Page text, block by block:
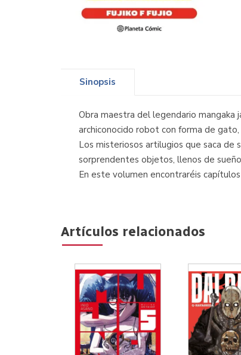
Sinopsis
Obra maestra del legendario mangaka
archiconocido robot con forma de
Los misteriosos artilugios que saca de
sorprendentes objetos, llenos de
En este volumen encontraréis
Artículos relacionados